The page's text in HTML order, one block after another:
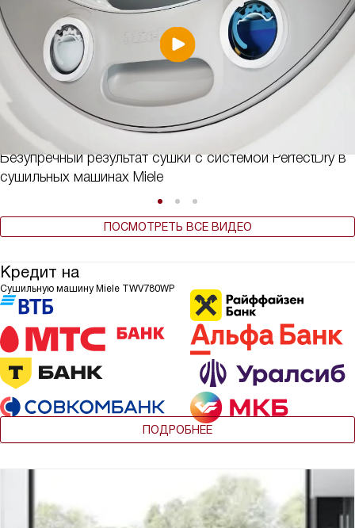
Безупречный результат сушки с системой PerfectDry в
сушильных машинах Miele
ПОСМОТРЕТЬ ВСЕ ВИДЕО
Кредит на
Сушильную машину Miele TWV780WP
ПОДРОБНЕЕ